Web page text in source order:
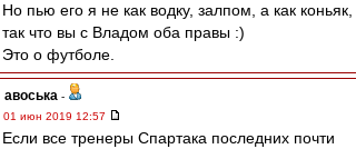
Но пью его я не как водку, залпом, а как коньяк,
так что вы с Владом оба правы :)
Это о футболе.
авоська -
01 июн 2019 12:57
Если все тренеры Спартака последних почти